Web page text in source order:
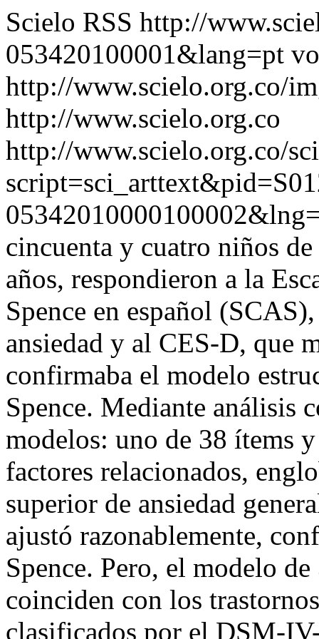
Scielo RSS http://
053420100001&lang=pt
http://www.scielo.org.co/
http://www.scielo.org.co
http://www.scielo.org.co/
cincuenta y cuatro niños
años, respondieron a la
Spence en español
ansiedad y al CES-D, que
confirmaba el modelo
Spence. Mediante análisis
modelos: uno de 38 ítems
factores relacionados,
superior de ansiedad
ajustó razonablemente,
Spence. Pero, el modelo
coinciden con los
clasificados por el DSM-